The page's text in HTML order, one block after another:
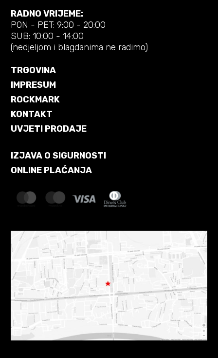
RADNO VRIJEME:
PON - PET: 9:00 - 20:00
SUB: 10:00 - 14:00
(nedjeljom i blagdanima ne radimo)
TRGOVINA
IMPRESUM
ROCKMARK
KONTAKT
UVJETI PRODAJE
IZJAVA O SIGURNOSTI
ONLINE PLAĆANJA